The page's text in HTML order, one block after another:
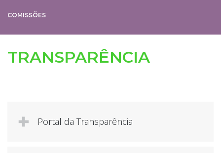
COMISSÕES
TRANSPARÊNCIA
Portal da Transparência